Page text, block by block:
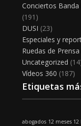
Conciertos
(191)
DUSI (23)
Especiales y
Ruedas de Prensa
Uncategorized
Vídeos 360 (187)
Etiquetas
abogados 12 meses